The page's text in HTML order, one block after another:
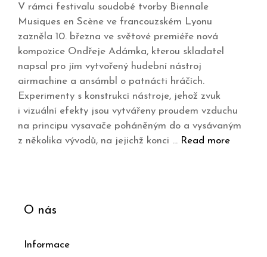
V rámci festivalu soudobé tvorby Biennale
Musiques en Scène ve francouzském Lyonu
zazněla 10. března ve světové premiéře nová
kompozice Ondřeje Adámka, kterou skladatel
napsal pro jím vytvořený hudební nástroj
airmachine a ansámbl o patnácti hráčích.
Experimenty s konstrukcí nástroje, jehož zvuk
i vizuální efekty jsou vytvářeny proudem vzduchu
na principu vysavače poháněným do a vysávaným
z několika vývodů, na jejichž konci … Read more
O nás
Informace